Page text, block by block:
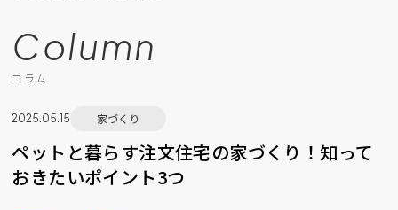
Column
コラム
2025.05.15 家づくり
ペットと暮らす注文住宅の家づくり！知って
おきたいポイント3つ